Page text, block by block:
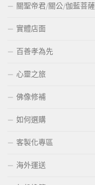
關聖帝君/關公/伽藍菩薩
實體店面
百善孝為先
心靈之旅
佛像修補
如何選購
客製化專區
海外運送